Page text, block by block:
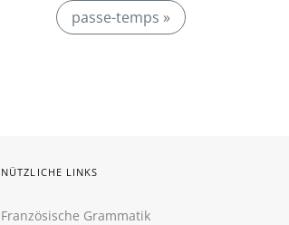
passe-temps »
NÜTZLICHE LINKS
Französische Grammatik